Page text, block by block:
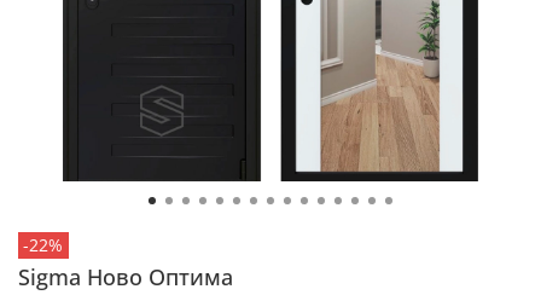
-22%
Sigma Ново Оптима